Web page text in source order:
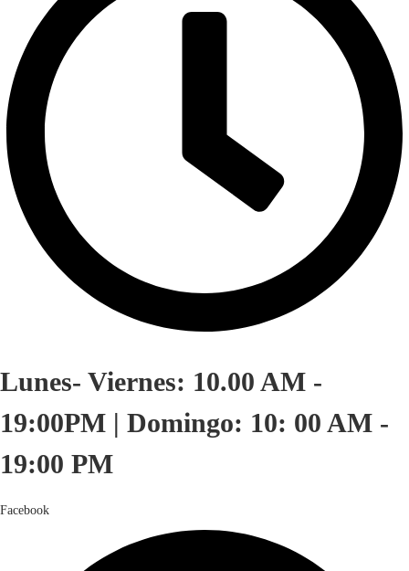
Lunes- Viernes: 10.00 AM -
19:00PM | Domingo: 10: 00 AM -
19:00 PM
Facebook